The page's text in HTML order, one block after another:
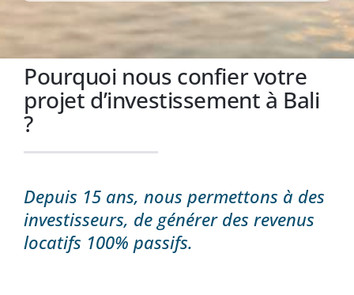
Pourquoi nous confier votre
projet d’investissement à Bali
?
Depuis 15 ans, nous permettons à des
investisseurs, de générer des revenus
locatifs 100% passifs.